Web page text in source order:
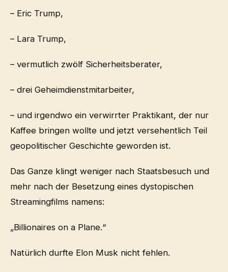
– Eric Trump,
– Lara Trump,
– vermutlich zwölf Sicherheitsberater,
– drei Geheimdienstmitarbeiter,
– und irgendwo ein verwirrter Praktikant, der nur
Kaffee bringen wollte und jetzt versehentlich Teil
geopolitischer Geschichte geworden ist.
Das Ganze klingt weniger nach Staatsbesuch und
mehr nach der Besetzung eines dystopischen
Streamingfilms namens:
„Billionaires on a Plane.“
Natürlich durfte Elon Musk nicht fehlen.